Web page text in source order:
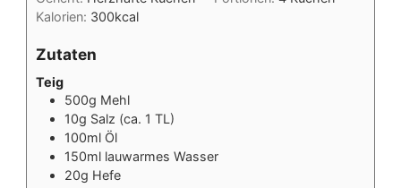
Kalorien: 300kcal
Zutaten
Teig
500g Mehl
10g Salz (ca. 1 TL)
100ml Öl
150ml lauwarmes Wasser
20g Hefe